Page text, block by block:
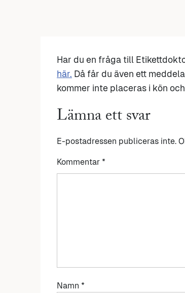
Har du en fråga till
här. Då får du även ett
kommer inte placeras i kön
Lämna ett svar
E-postadressen publiceras inte.
Kommentar *
Namn *